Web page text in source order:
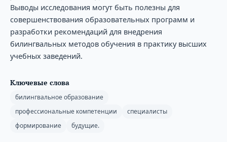
Выводы исследования могут быть полезны для
совершенствования образовательных программ и
разработки рекомендаций для внедрения
билингвальных методов обучения в практику высших
учебных заведений.
Ключевые слова
билингвальное образование
профессиональные компетенции
специалисты
формирование
будущие.